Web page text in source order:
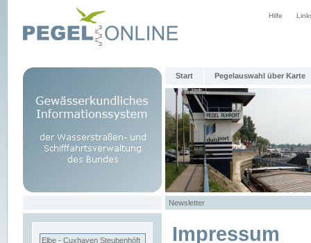
Hilfe
Start Pegelauswahl über Karte
Newsletter
Elbe - Cuxhaven Steubenhöft Impressum